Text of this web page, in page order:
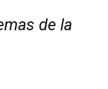
de la